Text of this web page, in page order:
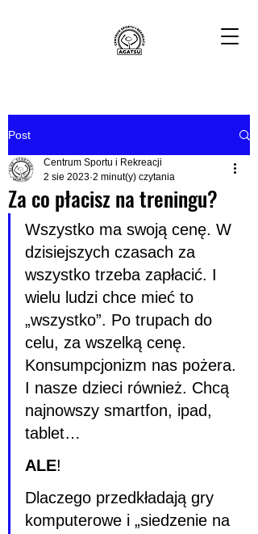
Post
Za co płacisz na treningu?
Centrum Sportu i Rekreacji
2 sie 2023 2 minut(y) czytania
Wszystko ma swoją cenę. W
dzisiejszych czasach za
wszystko trzeba zapłacić. I
wielu ludzi chce mieć to
„wszystko”. Po trupach do
celu, za wszelką cenę.
Konsumpcjonizm nas pożera.
I nasze dzieci również. Chcą
najnowszy smartfon, ipad,
tablet…
ALE!
Dlaczego przedkładają gry
komputerowe i „siedzenie na